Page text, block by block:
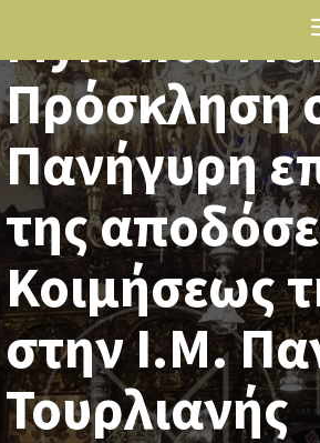
Mykonos
Πρόσκληση
Πανήγυρη
της
Κοιμήσεως
στην Ι.Μ.
Τουρλιανής